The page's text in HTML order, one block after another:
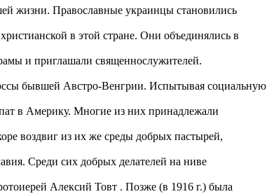
жизни. Православные украинцы становились
в этой стране. Они объединялись в
и приглашали священнослужителей.
бывшей Австро-Венгрии. Испытывая социальную
в Америку. Многие из них принадлежали
воздвиг из их же среды добрых пастырей,
Среди сих добрых делателей на ниве
Алексий Товт . Позже (в 1916 г.) была